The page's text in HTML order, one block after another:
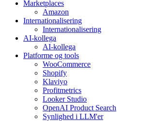
Marketplaces
Amazon
Internationalisering
Internationalisering
AI-kollega
AI-kollega
Platforme og tools
WooCommerce
Shopify
Klaviyo
Profitmetrics
Looker Studio
OpenAI Product Search
Synlighed i LLM'er